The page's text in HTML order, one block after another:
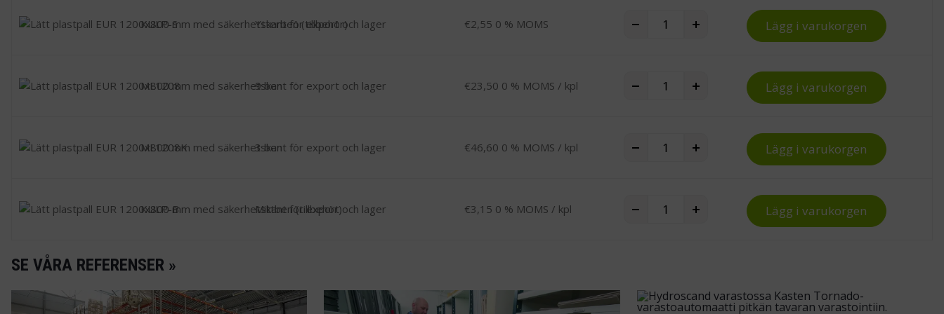
KULP-S Ytterben (tillbehör) €2,55 0 % MOMS Plastpall EUR 1200x800x150 mm, 1000 kg quantity
+ Lägg i varukorgen
ML1208 9 ben €23,50 0 % MOMS / kpl Plastpall EUR 1200x800x150 mm, 1000 kg quantity
+ Lägg i varukorgen
ML1208K 3 ben €46,60 0 % MOMS / kpl Plastpall EUR 1200x800x150 mm, 1000 kg quantity
+ Lägg i varukorgen
KULP-B Mittben (tillbehör) €3,15 0 % MOMS / kpl Plastpall EUR 1200x800x150 mm, 1000 kg quantity
+ Lägg i varukorgen
SE VÅRA REFERENSER »